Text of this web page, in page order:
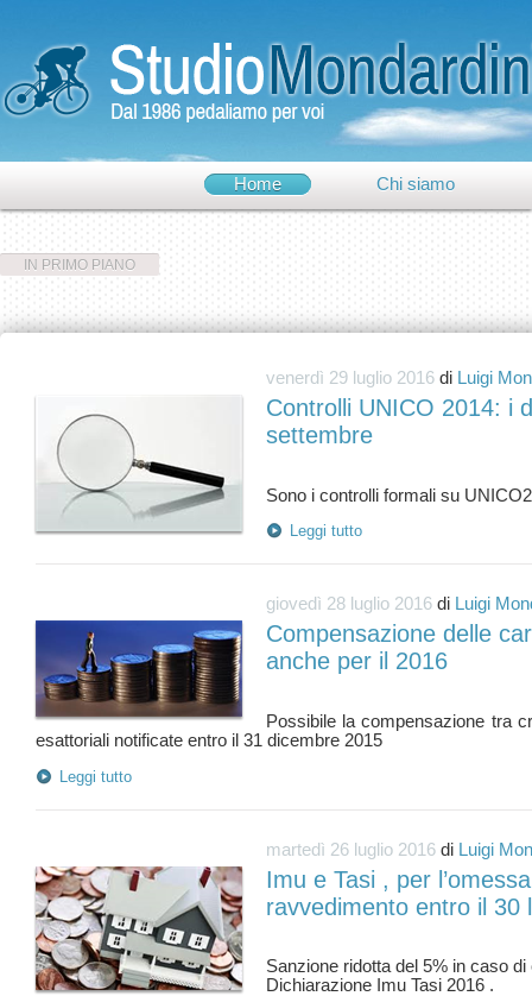
Chi siamo
Home
IN PRIMO PIANO
venerdì 29 luglio 2016 di Luigi
Controlli UNICO 2014: i
settembre
Leggi tutto
giovedì 28 luglio 2016 di Luigi
Compensazione delle
anche per il 2016
Possibile la compensazione tra
Leggi tutto
martedì 26 luglio 2016 di Luigi
Imu e Tasi , per
ravvedimento entro il 30
Sanzione ridotta del 5% in caso